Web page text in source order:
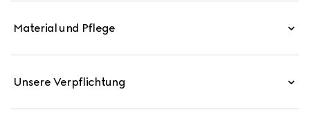
Material und Pflege
Unsere Verpflichtung